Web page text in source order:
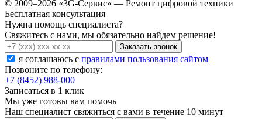
© 2009–2026 «3G-Сервис» — Ремонт цифровой техники
Бесплатная консультация
Нужна помощь специалиста?
Свяжитесь с нами, мы обязательно найдем решение!
Заказать звонок
я соглашаюсь c правилами пользования сайтом
Позвоните по телефону:
+7 (8452) 988-000
Записаться в 1 клик
Мы уже готовы вам помочь
Наш специалист свяжиться с вами в течение 10 минут